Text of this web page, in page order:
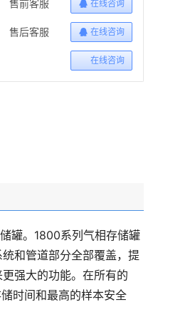
售前客服
在线咨询
售后客服 在线咨询
在线咨询
罐。1800系列气相存储罐
和管道部分全部覆盖，提
强大的功能。在所有的
时间和最高的样本安全